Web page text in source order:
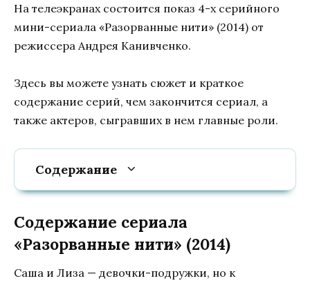
На телеэкранах состоится показ 4-х серийного
мини-сериала «Разорванные нити» (2014) от
режиссера Андрея Канивченко.
Здесь вы можете узнать сюжет и краткое
содержание серий, чем закончится сериал, а
также актеров, сыгравших в нем главные роли.
Содержание
Содержание сериала
«Разорванные нити» (2014)
Саша и Лиза — девочки-подружки, но к